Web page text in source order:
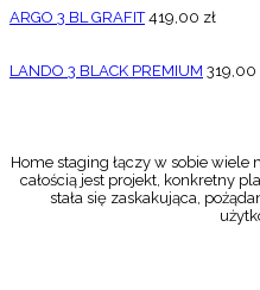
ARGO 3 BL GRAFIT 419,00 zł
LANDO 3 BLACK PREMIUM 319,00
Home staging łączy w sobie wiele
całością jest projekt, konkretny
stała się zaskakująca,